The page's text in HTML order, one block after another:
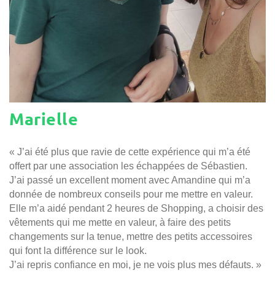
Marielle
« J’ai été plus que ravie de cette expérience qui m’a été
offert par une association les échappées de Sébastien.
J’ai passé un excellent moment avec Amandine qui m’a
donnée de nombreux conseils pour me mettre en valeur.
Elle m’a aidé pendant 2 heures de Shopping, a choisir des
vêtements qui me mette en valeur, à faire des petits
changements sur la tenue, mettre des petits accessoires
qui font la différence sur le look.
J’ai repris confiance en moi, je ne vois plus mes défauts. »